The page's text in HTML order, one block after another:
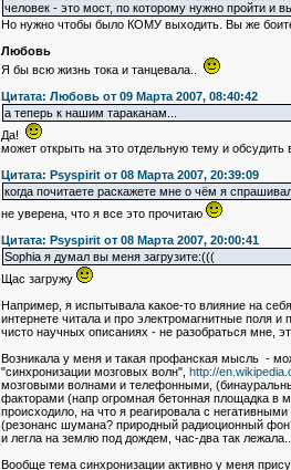
человек - это мост, по которому нужно пройти
Но нужно чтобы было КОМУ выходить. Вы же
Любовь
Я бы всю жизнь тока и танцевала..
Цитата: Любовь от 09 Марта 2007, 08:40:42
а теперь к нашим тараканам...
Да!
может открыть на это отдельную тему и
Цитата: Psyspirit от 08 Марта 2007, 20:39:09
когда почитаете раскажете мне о чём я
не уверена, что я все это прочитаю
Цитата: Psyspirit от 08 Марта 2007, 20:00:41
Sophia я думал вы меня загрузите:(((
Щас загружу
Например, я испытывала какое-то влияние на
интернете читала и про электромагнитные поля
чисто научных описаниях - не разобраться мне,
Возникала у меня и такая профанская мысль -
"синхронизации мозговых волн", http://
мозговыми волнами и телефонными,
факторами (напр огромная бетонная площадка в
происходило, на что я реагировала с
(резонанс шумана? природный радиоционный
и легла на землю под дождем, час-два так
Вообще тема синхронизации активно у меня